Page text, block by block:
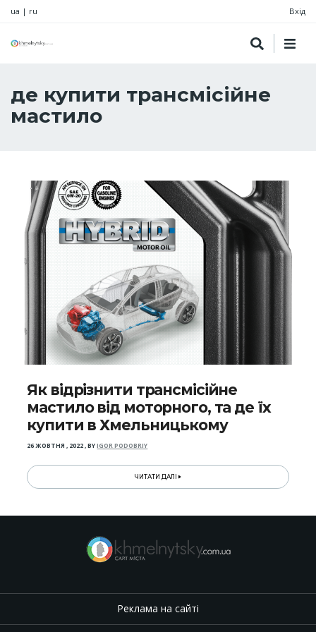
ua | ru Вхід
де купити трансмісійне
мастило
Як відрізнити трансмісійне
мастило від моторного, та де їх
купити в Хмельницькому
26 ЖОВТНЯ , 2022,BYIGOR PODOBRIY
ЧИТАТИ ДАЛІ
Реклама на сайті